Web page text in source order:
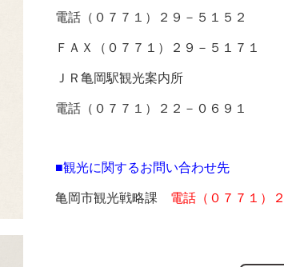
電話（０７７１）２９－５１５２
ＦＡＸ（０７７１）２９－５１７１
ＪＲ亀岡駅観光案内所
電話（０７７１）２２－０６９１
■観光に関するお問い合わせ先
亀岡市観光戦略課 電話（０７７１）